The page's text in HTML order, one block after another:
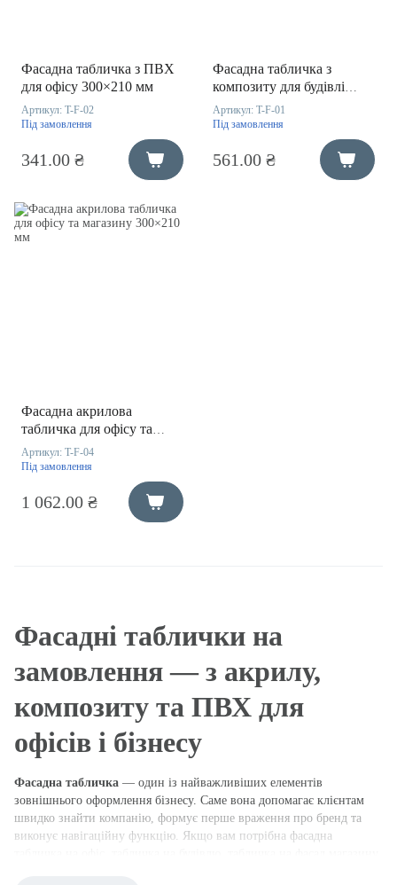
Фасадна табличка з ПВХ
для офісу 300×210 мм
Артикул: T-F-02
Під замовлення
341.00 ₴
Фасадна табличка з
композиту для будівлі
300×210 мм
Артикул: T-F-01
Під замовлення
561.00 ₴
Фасадна акрилова
табличка для офісу та
магазину 300×210 мм
Артикул: T-F-04
Під замовлення
1 062.00 ₴
Фасадні таблички на
замовлення — з акрилу,
композиту та ПВХ для
офісів і бізнесу
Фасадна табличка — один із найважливіших елементів
зовнішнього оформлення бізнесу. Саме вона допомагає клієнтам
швидко знайти компанію, формує перше враження про бренд та
виконує навігаційну функцію. Якщо вам потрібна фасадна